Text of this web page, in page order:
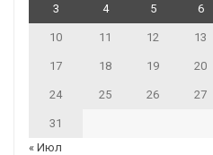
3 4 5 6
10 11 12 13
17 18 19 20
24 25 26 27
31
« Июл